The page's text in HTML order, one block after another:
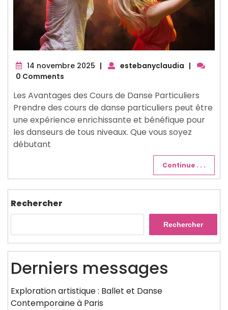
14 novembre 2025 14| estebanyclaudia |
0 Comments
Les Avantages des Cours de Danse Particuliers
Prendre des cours de danse particuliers peut être
une expérience enrichissante et bénéfique pour
les danseurs de tous niveaux. Que vous soyez
débutant
Continue . . .
Rechercher
Rechercher
Derniers messages
Exploration artistique : Ballet et Danse
Contemporaine à Paris